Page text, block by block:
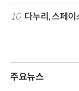
10 다누리, 스페
주요뉴스